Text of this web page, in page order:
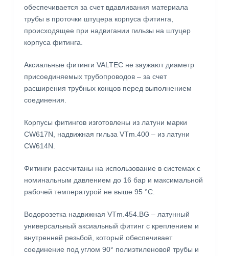
обеспечивается за счет вдавливания материала
трубы в проточки штуцера корпуса фитинга,
происходящее при надвигании гильзы на штуцер
корпуса фитинга.
Аксиальные фитинги VALTEC не заужают диаметр
присоединяемых трубопроводов – за счет
расширения трубных концов перед выполнением
соединения.
Корпусы фитингов изготовлены из латуни марки
CW617N, надвижная гильза VTm.400 – из латуни
CW614N.
Фитинги рассчитаны на использование в системах с
номинальным давлением до 16 бар и максимальной
рабочей температурой не выше 95 °С.
Водорозетка надвижная VTm.454.BG – латунный
универсальный аксиальный фитинг с креплением и
внутренней резьбой, который обеспечивает
соединение под углом 90° полиэтиленовой трубы и